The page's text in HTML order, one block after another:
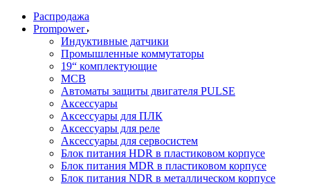
Распродажа
Prompower
Индуктивные датчики
Промышленные коммутаторы
19“ комплектующие
MCB
Автоматы защиты двигателя PULSE
Аксессуары
Аксессуары для ПЛК
Аксессуары для реле
Аксессуары для сервосистем
Блок питания HDR в пластиковом корпусе
Блок питания MDR в пластиковом корпусе
Блок питания NDR в металлическом корпусе